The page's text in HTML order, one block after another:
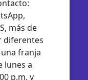
más de
diferentes
franja
lunes a
p.m. y